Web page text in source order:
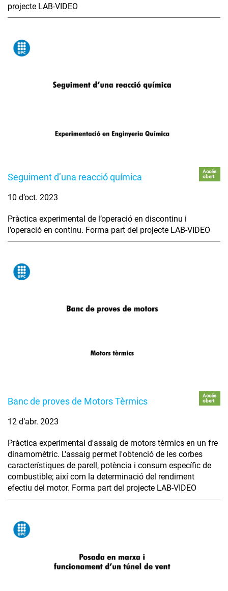
projecte LAB-VIDEO
Seguiment d’una reacció química
Accés
obert
10 d’oct. 2023
Pràctica experimental de l’operació en discontinu i
l’operació en continu. Forma part del projecte LAB-VIDEO
Banc de proves de Motors Tèrmics
Accés
obert
12 d’abr. 2023
Pràctica experimental d'assaig de motors tèrmics en un fre
dinamomètric. L'assaig permet l'obtenció de les corbes
característiques de parell, potència i consum específic de
combustible; així com la determinació del rendiment
efectiu del motor. Forma part del projecte LAB-VIDEO